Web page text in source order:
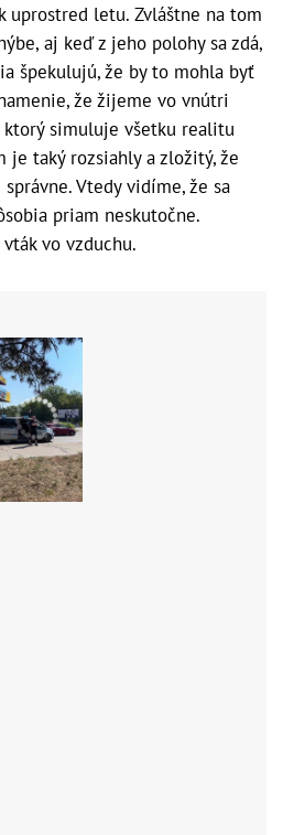
uprostred letu. Zvláštne na tom
aj keď z jeho polohy sa zdá,
špekulujú, že by to mohla byť
že žijeme vo vnútri
simuluje všetku realitu
je taký rozsiahly a zložitý, že
Vtedy vidíme, že sa
priam neskutočne.
vo vzduchu.